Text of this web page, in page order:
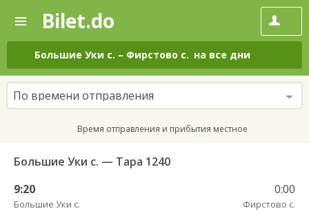
—
Поиск
и
покупка
билетов
на
автобус
онлайн
Bilet.do
Большие Уки с. – Фирстово с. на все дни
По времени отправления
Время отправления и прибытия местное
Большие Уки с. — Тара 1240
9:20
Большие Уки с.
0:00
Фирстово с.